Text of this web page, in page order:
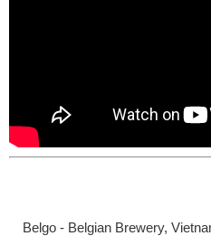
Belgo - Belgian Brewery,